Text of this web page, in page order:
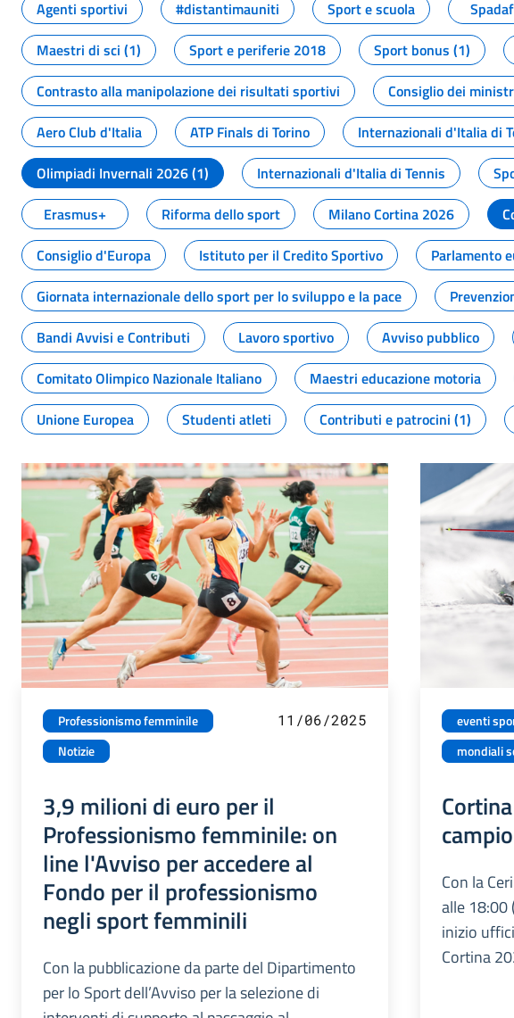
Agenti sportivi
#distantimauniti Sport e scuola
Maestri di sci (1)
Sport e periferie 2018 Sport bonus (1)
Contrasto alla manipolazione dei risultati sportivi
Consiglio dei
Aero Club d'Italia
ATP Finals di Torino Internazionali d'Italia di
Olimpiadi Invernali 2026 (1)
Internazionali d'Italia di Tennis
Erasmus+
Riforma dello sport Milano Cortina 2026
Consiglio d'Europa
Istituto per il Credito Sportivo Parlamento
Giornata internazionale dello sport per lo sviluppo e la pace
Bandi Avvisi e Contributi
Lavoro sportivo Avviso pubblico
Comitato Olimpico Nazionale Italiano
Maestri educazione motoria
Unione Europea
Studenti atleti Contributi e patrocini (1)
Professionismo femminile
Notizie
11/06/2025
3,9 milioni di euro per il
Professionismo femminile: on
line l'Avviso per accedere al
Fondo per il professionismo
negli sport femminili
Con la pubblicazione da parte del Dipartimento
per lo Sport dell’Avviso per la selezione di
eventi
mondiali
Con la
alle 18:00
inizio
Cortina